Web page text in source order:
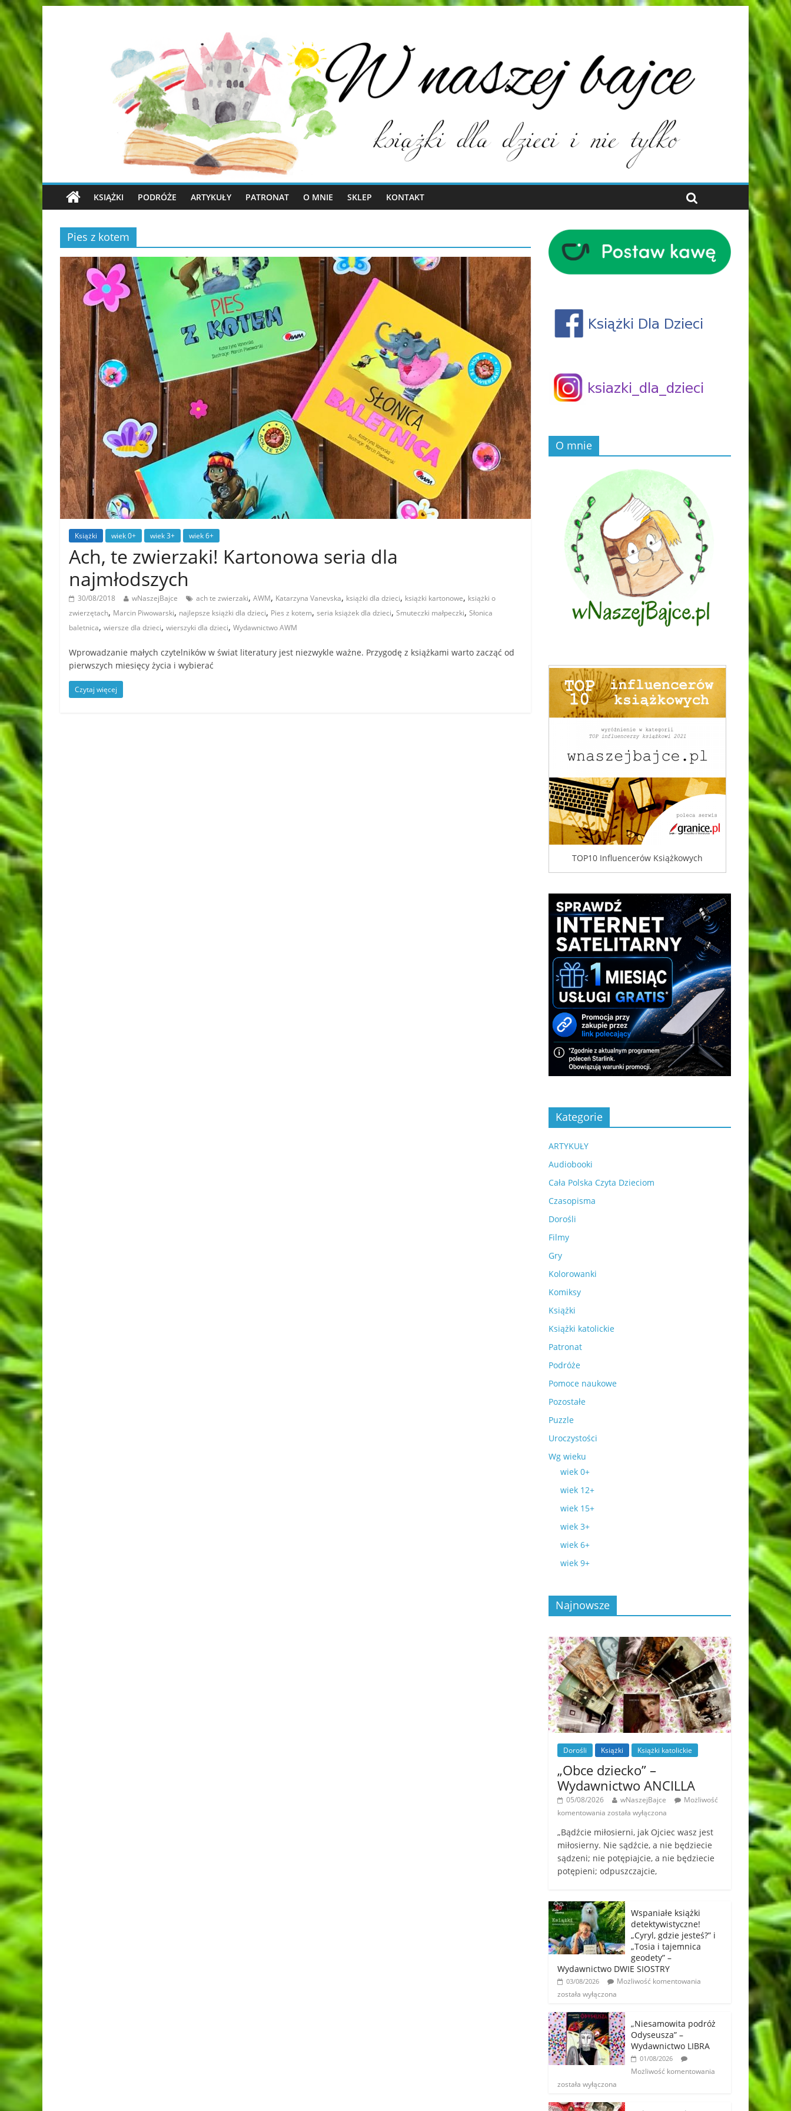
KSIĄŻKI PODRÓŻE ARTYKUŁY PATRONAT O MNIE SKLEP KONTAKT
Pies z kotem
Książki wiek 0+ wiek 3+ wiek 6+
Ach, te zwierzaki! Kartonowa seria dla
najmłodszych
30/08/2018 wNaszejBajce ach te zwierzaki, AWM, Katarzyna Vanevska, książki dla dzieci, książki kartonowe, książki o
zwierzętach, Marcin Piwowarski, najlepsze książki dla dzieci, Pies z kotem, seria książek dla dzieci, Smuteczki małpeczki, Słonica
baletnica, wiersze dla dzieci, wierszyki dla dzieci, Wydawnictwo AWM
Wprowadzanie małych czytelników w świat literatury jest niezwykle ważne. Przygodę z książkami warto zacząć od
pierwszych miesięcy życia i wybierać
Czytaj więcej
O mnie
TOP10 Influencerów Książkowych
Kategorie
ARTYKUŁY
Audiobooki
Cała Polska Czyta Dzieciom
Czasopisma
Dorośli
Filmy
Gry
Kolorowanki
Komiksy
Książki
Książki katolickie
Patronat
Podróże
Pomoce naukowe
Pozostałe
Puzzle
Uroczystości
Wg wieku
wiek 0+
wiek 12+
wiek 15+
wiek 3+
wiek 6+
wiek 9+
Najnowsze
Dorośli Książki Książki katolickie
„Obce dziecko” –
Wydawnictwo ANCILLA
05/08/2026 wNaszejBajce
Możliwość
komentowania została wyłączona
„Bądźcie miłosierni, jak Ojciec wasz jest
miłosierny. Nie sądźcie, a nie będziecie
sądzeni; nie potępiajcie, a nie będziecie
potępieni; odpuszczajcie,
Wspaniałe książki
detektywistyczne!
„Cyryl, gdzie jesteś?” i
„Tosia i tajemnica
geodety” –
Wydawnictwo DWIE SIOSTRY
03/08/2026
Możliwość komentowania
została wyłączona
„Niesamowita podróż
Odyseusza” –
Wydawnictwo LIBRA
01/08/2026
Możliwość komentowania
została wyłączona